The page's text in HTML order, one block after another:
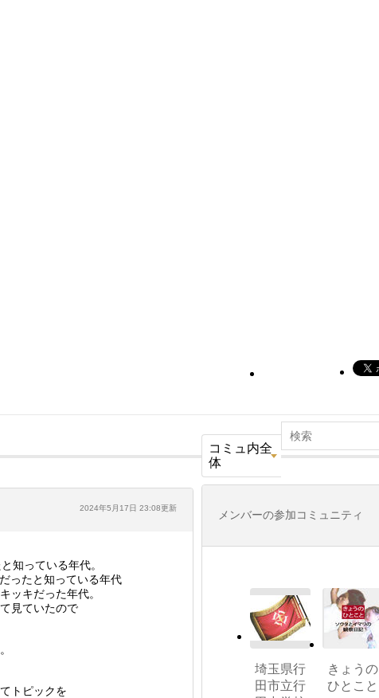
コミュ内全
体
2024年5月17日 23:08更新
知っている年代。
ったと知っている年代
ッキだった年代。
見ていたので
トピックを
メンバーの参加コミュニティ
埼玉県行
田市立行
きょうの
ひとこと